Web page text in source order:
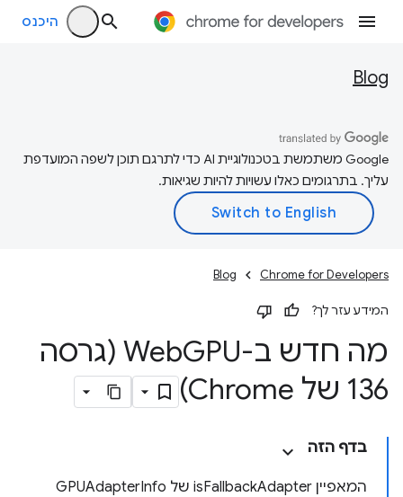
היכנס
Blog
‫Google משתמשת בטכנולוגיית AI כדי לתרגם תוכן לשפה המועדפת
עליך. בתרגומים כאלו עשויות להיות שגיאות.
Chrome for Developers
Blog
המידע עזר לך?
מה חדש ב-Web
GPU (גרסה
136 של Chrome)
בדף הזה
המאפיין isFallbackAdapter של GPUAdapterInfo